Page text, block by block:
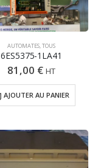
AUTOMATES,TOUS
6ES5375-1LA41
81,00 € HT
AJOUTER AU PANIER